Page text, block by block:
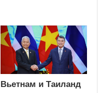
Вьетнам и Таиланд